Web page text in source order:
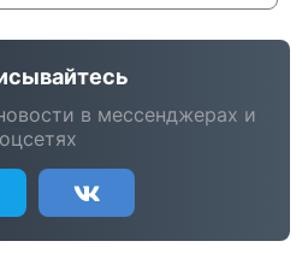
в мессенджерах и